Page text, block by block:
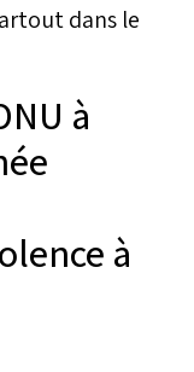
dans le
à
à